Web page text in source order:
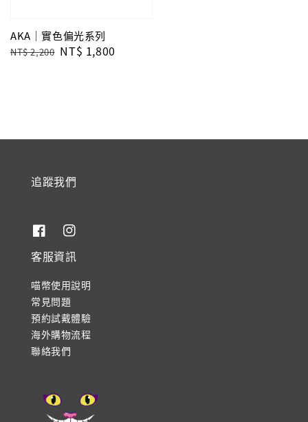
AKA｜實色偏光系列
Regular
NT$ 2,200 Sale
NT$ 1,800
追蹤我們
客服資訊
喵幣使用說明
常見問題
預約試戴體驗
海外購物流程
聯絡我們